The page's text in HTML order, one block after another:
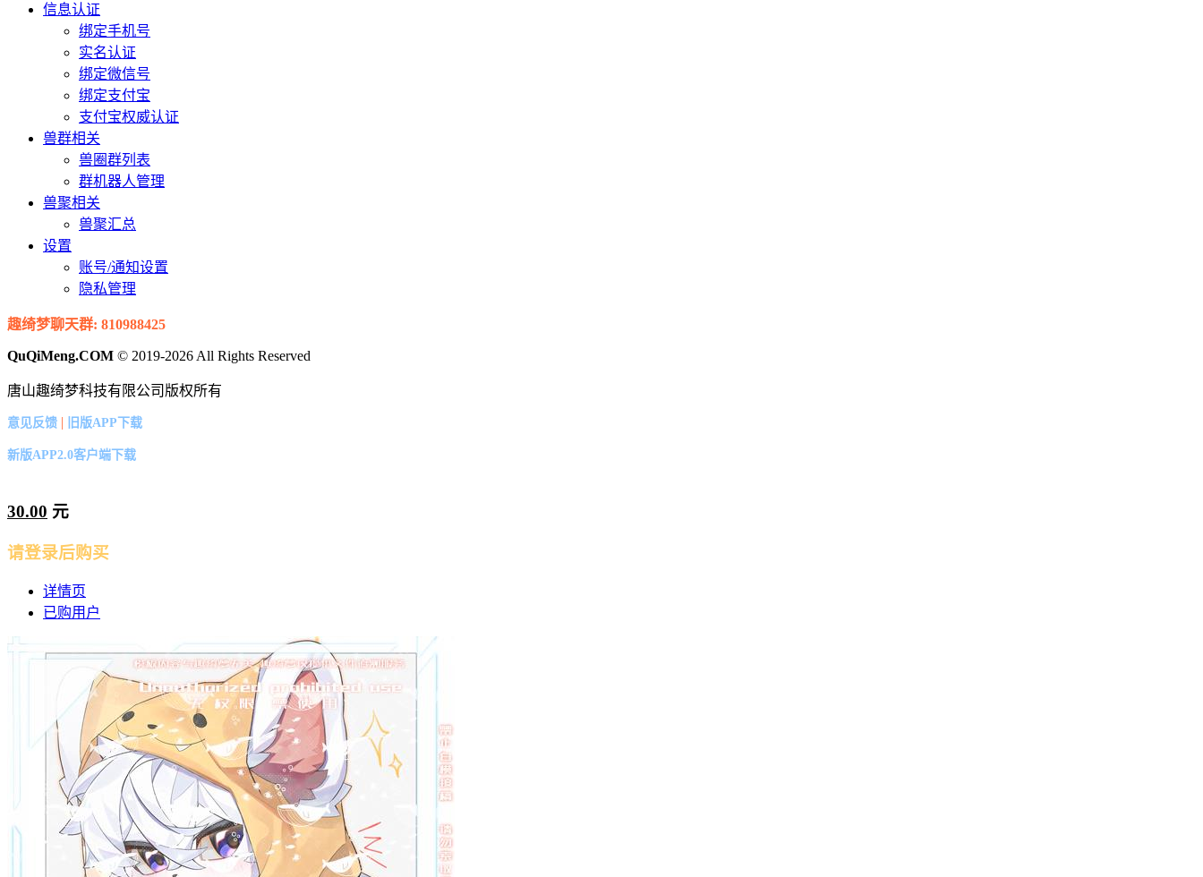
信息认证
绑定手机号
实名认证
绑定微信号
绑定支付宝
支付宝权威认证
兽群相关
兽圈群列表
群机器人管理
兽聚相关
兽聚汇总
设置
账号/通知设置
隐私管理
趣绮梦聊天群: 810988425
QuQiMeng.COM © 2019-2026 All Rights Reserved
唐山趣绮梦科技有限公司版权所有
意见反馈 | 旧版APP下载
新版APP2.0客户端下载
30.00 元
请登录后购买
详情页
已购用户